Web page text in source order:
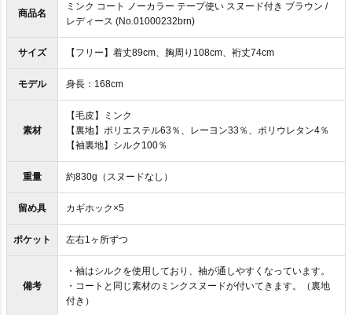
商品名
ミンク コート ノーカラー テープ使い スヌード付き ブラウン /
レディース (No.01000232brn)
サイズ 【フリー】着丈89cm、胸周り108cm、裄丈74cm
モデル 身長：168cm
素材
【毛皮】ミンク
【裏地】ポリエステル63％、レーヨン33％、ポリウレタン4％
【袖裏地】シルク100％
重量 約830g（スヌードなし）
留め具 カギホック×5
ポケット 左右1ヶ所ずつ
備考
・袖はシルクを使用しており、袖が通しやすくなっています。
・コートと同じ素材のミンクスヌードが付いてきます。（裏地
付き）